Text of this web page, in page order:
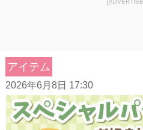
アイテム
2026年6月8日 17:30